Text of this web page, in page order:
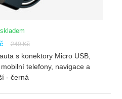
249 Kč
s konektory Micro USB,
telefony, navigace a
- černá